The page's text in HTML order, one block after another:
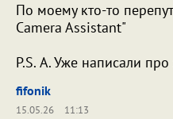
По моему кто-то
Camera Assistant"
P.S. А. Уже написали про
fifonik
15.05.26
11:13